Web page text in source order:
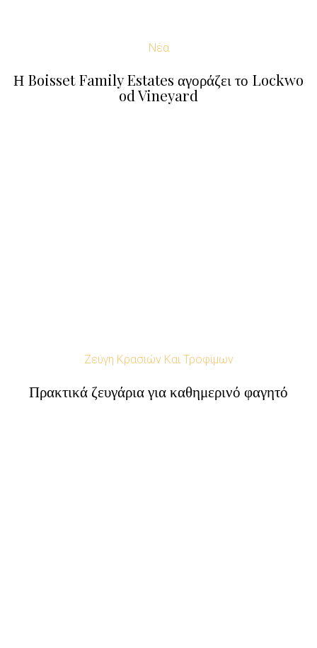
Νέα
Η Boisset Family Estates αγοράζει το Lockwo
od Vineyard
Ζεύγη Κρασιών Και Τροφίμων
Πρακτικά ζευγάρια για καθημερινό φαγητό